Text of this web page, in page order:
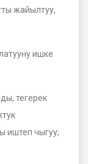
жайылтуу,
ишке
тегерек
иштеп чыгуу;